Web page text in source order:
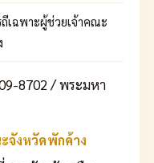
เฉพาะผู้ช่วยเจ้าคณะ
8702 / พระมหา
จังหวัดพักค้าง